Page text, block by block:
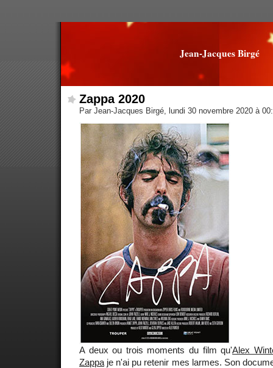
Jean-Jacques Birgé
Zappa 2020
Par Jean-Jacques Birgé, lundi 30 novembre 2020 à
A deux ou trois moments du film qu'Alex
Zappa je n'ai pu retenir mes larmes. Son